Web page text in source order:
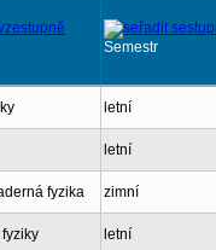
Semestr
letní
letní
fyzika zimní
letní